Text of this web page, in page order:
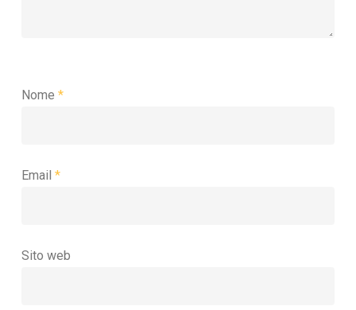
Nome *
Email *
Sito web